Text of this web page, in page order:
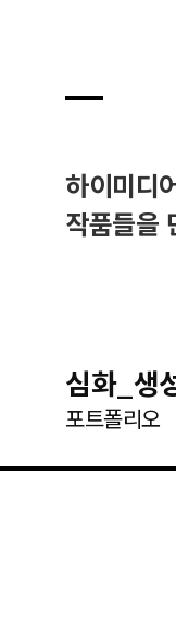
하이미디
작품들을
심화_생
포트폴리오